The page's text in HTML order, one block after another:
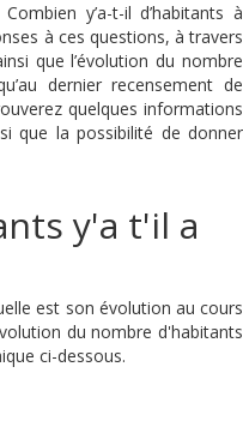
y’a-t-il d’habitants à
à ces questions, à travers
que l’évolution du nombre
dernier recensement de
quelques informations
que la possibilité de donner
y'a t'il a
est son évolution au cours
du nombre d'habitants
ci-dessous.